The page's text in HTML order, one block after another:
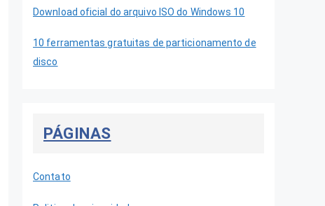
Download oficial do arquivo ISO do Windows 10
10 ferramentas gratuitas de particionamento de
disco
PÁGINAS
Contato